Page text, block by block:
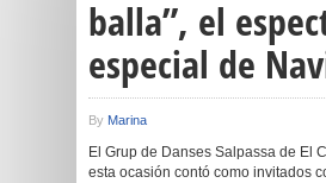
balla”, el
especial de
By Marina
El Grup de Danses Salpassa de El
esta ocasión contó como invitados